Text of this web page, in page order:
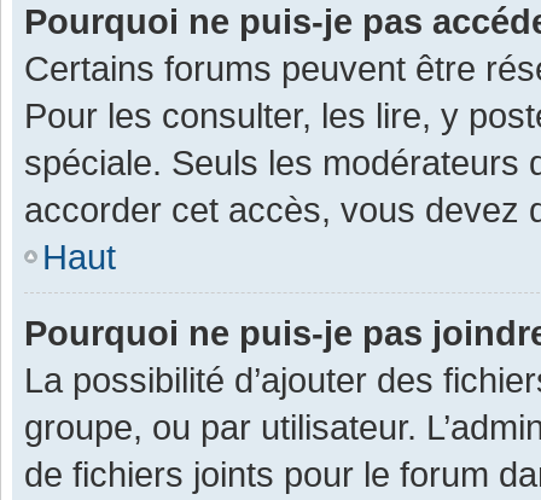
Pourquoi ne puis-je pas
Certains forums peuvent être
Pour les consulter, les lire, y
spéciale. Seuls les modérateurs
accorder cet accès, vous devez
Haut
Pourquoi ne puis-je pas
La possibilité d’ajouter des
groupe, ou par utilisateur.
de fichiers joints pour le forum